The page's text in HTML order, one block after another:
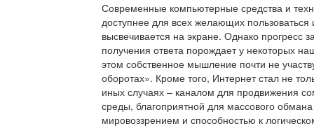
Современные компьютерные средства и
доступнее для всех желающих
высвечивается на экране. Однако прогресс
получения ответа порождает у некоторых
этом собственное мышление почти не
оборотах». Кроме того, Интернет стал не
иных случаях – каналом для продвижения
среды, благоприятной для массового
мировоззрением и способностью к